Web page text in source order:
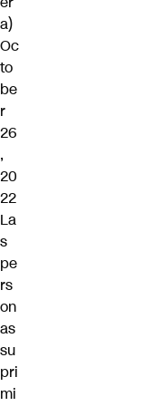
a)
Oc
to
be
r
26
,
20
22
La
s
pe
rs
on
as
su
pri
mi